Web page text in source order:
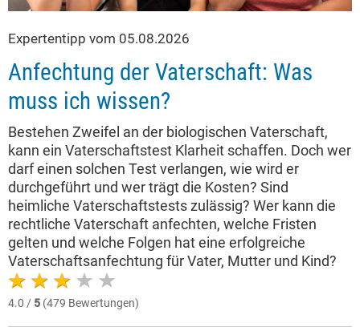
Expertentipp vom 05.08.2026
Anfechtung der Vaterschaft: Was
muss ich wissen?
Bestehen Zweifel an der biologischen Vaterschaft,
kann ein Vaterschaftstest Klarheit schaffen. Doch wer
darf einen solchen Test verlangen, wie wird er
durchgeführt und wer trägt die Kosten? Sind
heimliche Vaterschaftstests zulässig? Wer kann die
rechtliche Vaterschaft anfechten, welche Fristen
gelten und welche Folgen hat eine erfolgreiche
Vaterschaftsanfechtung für Vater, Mutter und Kind?
4.0 / 5 (479 Bewertungen)